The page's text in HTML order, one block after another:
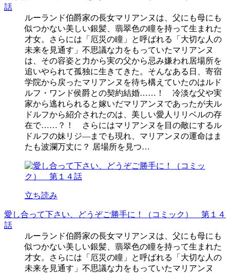
話
ルーランド伯爵家の長女マリアンヌは、父にも母にも
似つかない美しい銀髪、翡翠色の瞳を持って生まれた
才女。さらには「厄災の瞳」と呼ばれる「大切な人の
未来を見通す」不思議な力をもっていたマリアンヌ
は、その容姿と力から実の父から忌み嫌われ居場所を
追いやられて孤独に生きてきた。そんなある日、寄宿
学院から戻ったマリアンヌを待ち構えていたのはルド
ルフ・ワンド侯爵との契約結婚……！ 冷淡な父や実
家から逃れられると嫁いだマリアンヌであったが夫ル
ドルフから紹介されたのは、美しい愛人リリベルの存
在で……？！ さらにはマリアンヌを目の敵にするル
ドルフの妹リジ―までも現れ、マリアンヌの運命はま
たも波瀾万丈に？ 居場所を見つ…
立ち読み
愛し合って下さい、どうぞご勝手に！（コミック） 第１４
話
ルーランド伯爵家の長女マリアンヌは、父にも母にも
似つかない美しい銀髪、翡翠色の瞳を持って生まれた
才女。さらには「厄災の瞳」と呼ばれる「大切な人の
未来を見通す」不思議な力をもっていたマリアンヌ